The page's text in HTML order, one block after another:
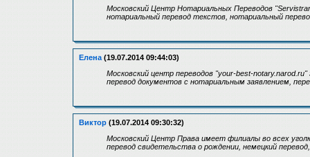
Московский Центр Нотариальных Переводов
нотариальный перевод текстов, нотариальный
Елена (19.07.2014 09:44:03)
Московский центр переводов "your-best-
перевод документов с нотариальным заявлением,
Виктор (19.07.2014 09:30:32)
Московский Центр Права имеет филиалы во всех
перевод свидетельства о рождении, немецкий